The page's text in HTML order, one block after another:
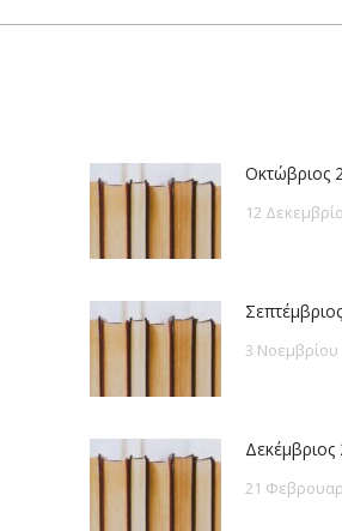
Οκτώβριος
12
3 Νοεμβρίου
Δεκέμβριος
21